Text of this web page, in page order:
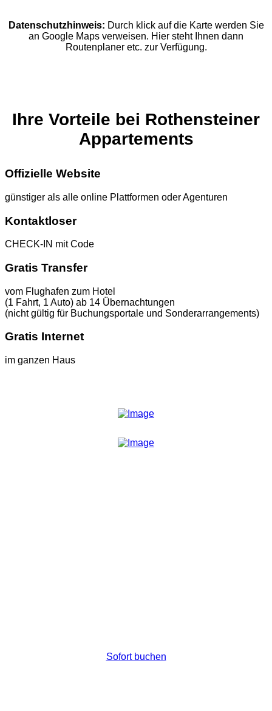
Datenschutzhinweis: Durch klick auf die Karte werden Sie
an Google Maps verweisen. Hier steht Ihnen dann
Routenplaner etc. zur Verfügung.
Ihre Vorteile bei Rothensteiner
Appartements
Offizielle Website
günstiger als alle online Plattformen oder Agenturen
Kontaktloser
CHECK-IN mit Code
Gratis Transfer
vom Flughafen zum Hotel
(1 Fahrt, 1 Auto) ab 14 Übernachtungen
(nicht gültig für Buchungsportale und Sonderarrangements)
Gratis Internet
im ganzen Haus
Sofort buchen